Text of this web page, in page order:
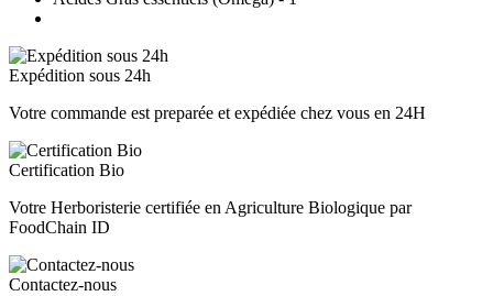
Expédition sous 24h
Votre commande est preparée et expédiée chez vous en 24H
Certification Bio
Votre Herboristerie certifiée en Agriculture Biologique par
FoodChain ID
Contactez-nous